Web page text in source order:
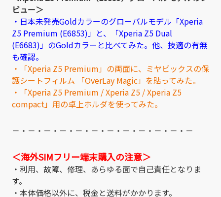
ビュー＞
・日本未発売Goldカラーのグローバルモデル「Xperia
Z5 Premium (E6853)」と、「Xperia Z5 Dual
(E6683)」のGoldカラーと比べてみた。他、技適の有無
も確認。
・「Xperia Z5 Premium」の両面に、ミヤビックスの保
護シートフィルム 「OverLay Magic」を貼ってみた。
・「Xperia Z5 Premium / Xperia Z5 / Xperia Z5
compact」用の卓上ホルダを使ってみた。
－・－・－・－・－・－・－・－・－・－・－・－
＜海外SIMフリー端末購入の注意＞
・利用、故障、修理、あらゆる面で自己責任となりま
す。
・本体価格以外に、税金と送料がかかります。